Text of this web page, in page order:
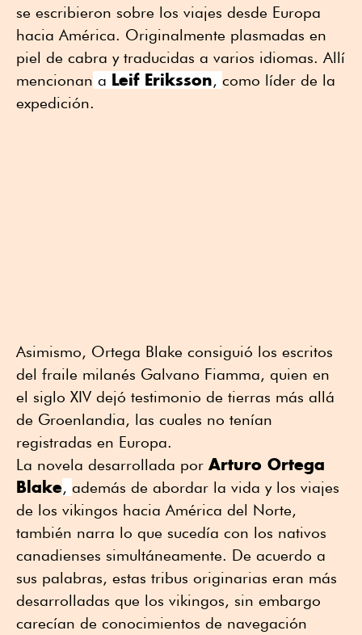
se escribieron sobre los viajes desde Europa
hacia América. Originalmente plasmadas en
piel de cabra y traducidas a varios idiomas. Allí
mencionan a Leif Eriksson, como líder de la
expedición.
Asimismo, Ortega Blake consiguió los escritos
del fraile milanés Galvano Fiamma, quien en
el siglo XIV dejó testimonio de tierras más allá
de Groenlandia, las cuales no tenían
registradas en Europa.
La novela desarrollada por Arturo Ortega
Blake, además de abordar la vida y los viajes
de los vikingos hacia América del Norte,
también narra lo que sucedía con los nativos
canadienses simultáneamente. De acuerdo a
sus palabras, estas tribus originarias eran más
desarrolladas que los vikingos, sin embargo
carecían de conocimientos de navegación